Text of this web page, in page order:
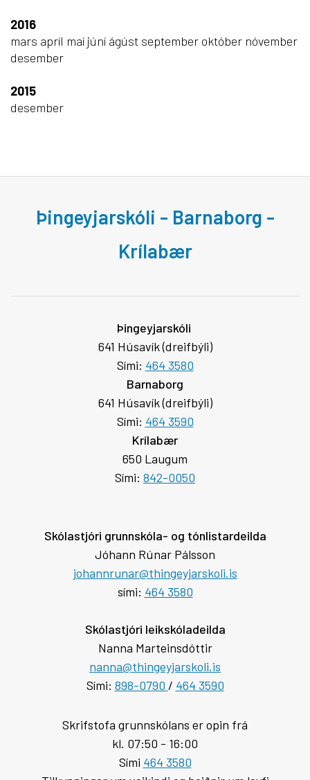
2016
mars apríl maí júní ágúst september október nóvember
desember
2015
desember
Þingeyjarskóli - Barnaborg -
Krílabær
Þingeyjarskóli
641 Húsavík (dreifbýli)
Sími: 464 3580
Barnaborg
641 Húsavík (dreifbýli)
Sími: 464 3590
Krílabær
650 Laugum
Sími: 842-0050
Skólastjóri grunnskóla- og tónlistardeilda
Jóhann Rúnar Pálsson
johannrunar@thingeyjarskoli.is
sími: 464 3580
Skólastjóri leikskóladeilda
Nanna Marteinsdóttir
nanna@thingeyjarskoli.is
Sími: 898-0790 / 464 3590
Skrifstofa grunnskólans er opin frá
kl. 07:50 - 16:00
Sími 464 3580